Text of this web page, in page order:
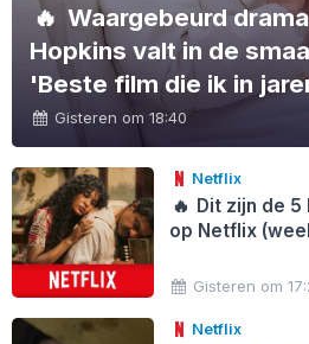
🔥 Waargebeurd
Hopkins valt in de
'Beste film die ik in
Gisteren om 18:40
Netflix
🔥 Dit zijn de
op Netflix
Gisteren om
Netflix